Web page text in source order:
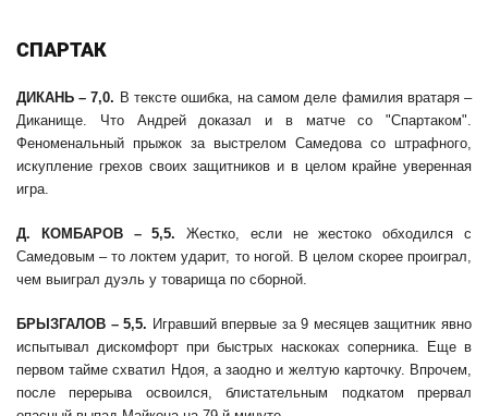
СПАРТАК
ДИКАНЬ – 7,0. В тексте ошибка, на самом деле фамилия вратаря –
Диканище. Что Андрей доказал и в матче со "Спартаком".
Феноменальный прыжок за выстрелом Самедова со штрафного,
искупление грехов своих защитников и в целом крайне уверенная
игра.
Д. КОМБАРОВ – 5,5. Жестко, если не жестоко обходился с
Самедовым – то локтем ударит, то ногой. В целом скорее проиграл,
чем выиграл дуэль у товарища по сборной.
БРЫЗГАЛОВ – 5,5. Игравший впервые за 9 месяцев защитник явно
испытывал дискомфорт при быстрых наскоках соперника. Еще в
первом тайме схватил Ндоя, а заодно и желтую карточку. Впрочем,
после перерыва освоился, блистательным подкатом прервал